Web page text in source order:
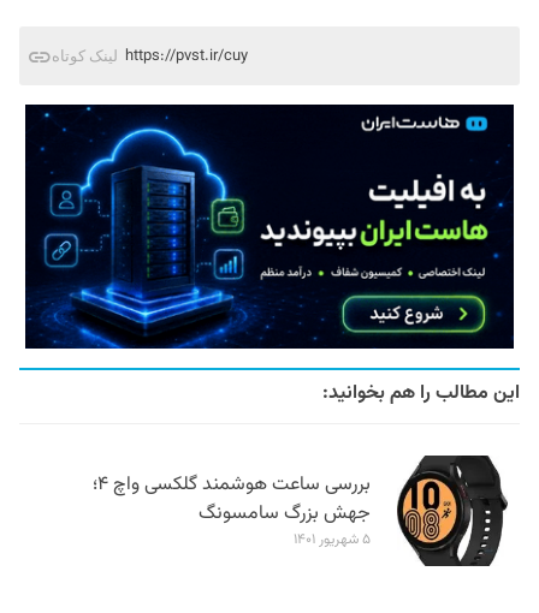
لینک کوتاه https://pvst.ir/cuy
این مطالب را هم بخوانید:
بررسی ساعت هوشمند گلکسی واچ ۴؛
جهش بزرگ سامسونگ
۵ شهریور ۱۴۰۱